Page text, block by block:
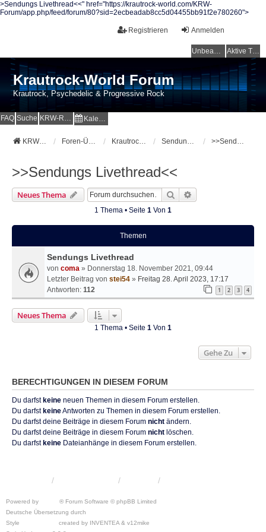
>Sendungs Livethread<<" href="https://krautrock-world.com/KRW-
Forum/app.php/feed/forum/80?sid=2ecbeadab8cc5d04455bb91f2e780260">
Anmelden
Registrieren
Unbeantwortete Themen Aktive Themen
Krautrock-World Forum
Krautrock, Psychedelic & Progressive Rock
FAQ Suche KRW-Radio Kalender
KRW-Forum Foren-Übersicht Krautrock-World Webradio Sendungen und Specials >>Sendungs Livethread<<
>>Sendungs Livethread<<
Neues Thema Suche
1 Thema • Seite 1 Von 1
Themen
Sendungs Livethread
von coma » Donnerstag 18. November 2021, 09:44
Letzter Beitrag von stei54 » Freitag 28. April 2023, 17:17
Antworten: 112 1 2 3 4
Neues Thema
1 Thema • Seite 1 Von 1
Gehe Zu
BERECHTIGUNGEN IN DIESEM FORUM
Du darfstkeine neuen Themen in diesem Forum erstellen.
Du darfstkeineAntworten zu Themen in diesem Forum erstellen.
Du darfst deine Beiträge in diesem Forum nicht ändern.
Du darfst deine Beiträge in diesem Forum nicht löschen.
Du darfstkeine Dateianhänge in diesem Forum erstellen.
Powered by
® Forum Software © phpBB Limited
Deutsche Übersetzung durch
Style
created by INVENTEA & v12mike